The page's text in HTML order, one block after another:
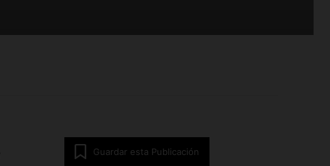
Guardar esta Publicación